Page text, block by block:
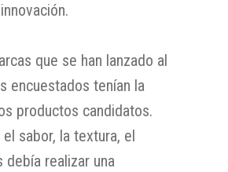
que se han lanzado al
encuestados tenían la
productos candidatos.
sabor, la textura, el
realizar una